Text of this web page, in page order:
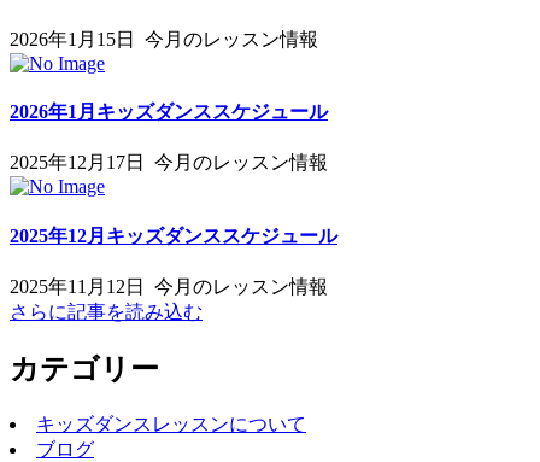
2026年1月15日 今月のレッスン情報
2026年1月キッズダンススケジュール
2025年12月17日 今月のレッスン情報
2025年12月キッズダンススケジュール
2025年11月12日 今月のレッスン情報
さらに記事を読み込む
カテゴリー
キッズダンスレッスンについて
ブログ